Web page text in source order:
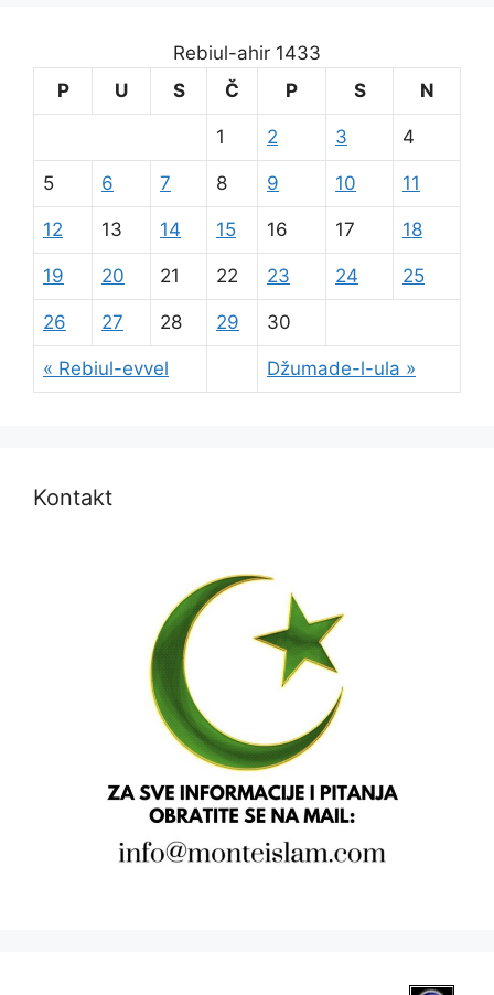
Rebiul-ahir 1433
P
U S Č P S N
« Rebiul-evvel Džumade-l-ula »
1 2 3 4
5 6 7 8 9 10 11
12 13 14 15 16 17 18
19 20 21 22 23 24 25
26 27 28 29 30
Kontakt